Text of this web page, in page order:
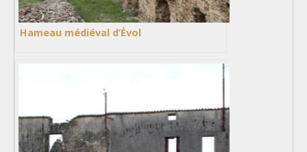
Hameau médiéval d’Évol